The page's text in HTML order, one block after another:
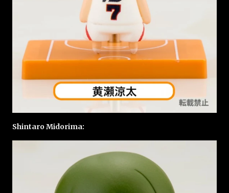
Shintaro Midorima: